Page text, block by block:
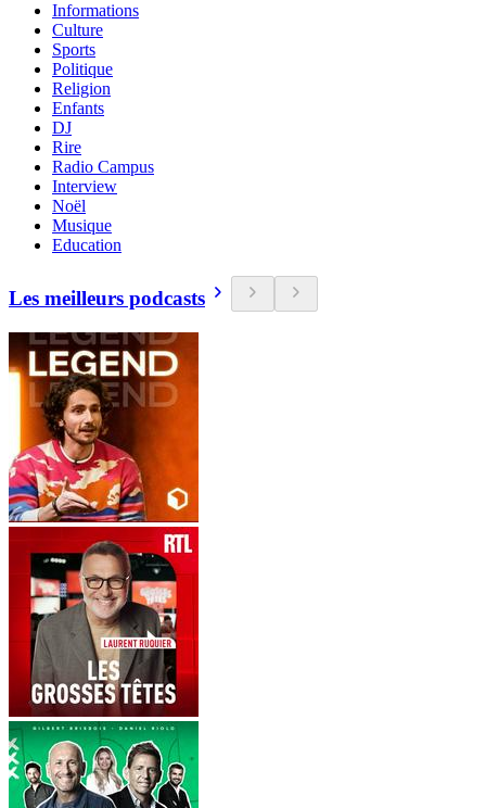
Informations
Culture
Sports
Politique
Religion
Enfants
DJ
Rire
Radio Campus
Interview
Noël
Musique
Education
Les meilleurs podcasts